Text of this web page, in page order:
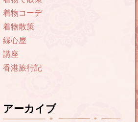
着物コーデ
着物散策
縁心屋
講座
香港旅行記
アーカイブ